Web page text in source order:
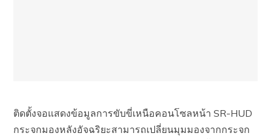
ติดตั้งจอแสดงข้อมูลการขับขี่เหนือคอนโซลหน้า SR-HUD
กระจกมองหลังอัจฉริยะสามารถเปลี่ยนมุมมองจากกระจก